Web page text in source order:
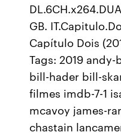
GB.
Capítulo Dois
Tags: 2019
bill-hader bill-
filmes imdb-7-1
mcavoy james-
chastain